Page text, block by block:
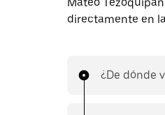
directamente en
¿De dónde